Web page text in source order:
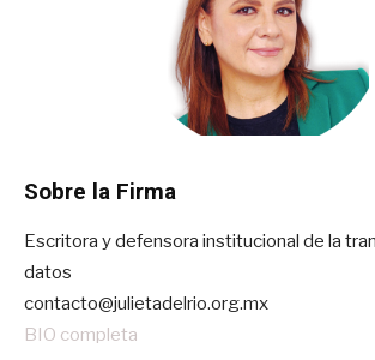
Sobre la Firma
Escritora y defensora institucional de la
datos
contacto@julietadelrio.org.mx
BIO completa